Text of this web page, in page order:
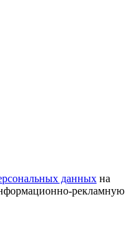
данных на
рекламную